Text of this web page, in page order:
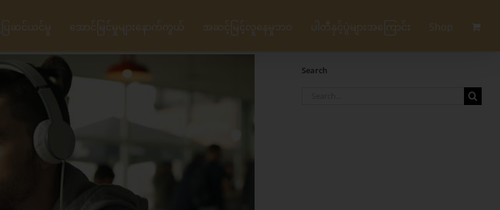
ပြဆင်ယင်မှု အောင်မြင်မှုများနောက်ကွယ် အဆင့်မြင့်လူနေမှုဘဝ ပါတီနှင့်ပွဲများအကြောင်း Shop
Search